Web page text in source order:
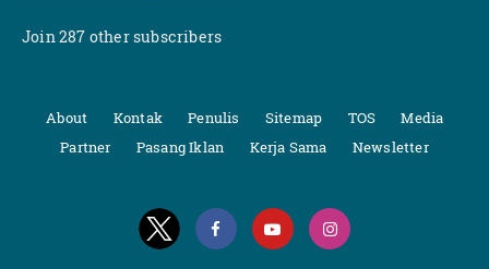
Join 287 other subscribers
About Kontak Penulis Sitemap TOS
Media
Partner
Pasang Iklan Kerja Sama Newsletter